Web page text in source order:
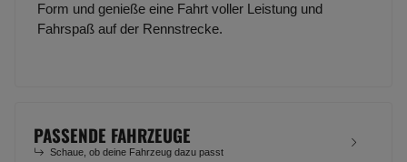
Form und genieße eine Fahrt voller Leistung und
Fahrspaß auf der Rennstrecke.
PASSENDE FAHRZEUGE
Schaue, ob deine Fahrzeug dazu passt